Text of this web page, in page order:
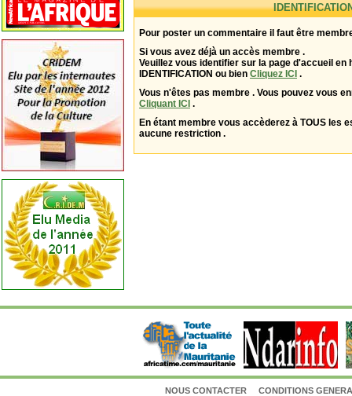
Pour poster un commentaire il faut être
Si vous avez déjà un accès membre .
Veuillez vous identifier sur la page d'accueil en
IDENTIFICATION ou bien Cliquez ICI .
Vous n'êtes pas membre . Vous pouvez vous
Cliquant ICI .
En étant membre vous accèderez à TOUS les
aucune restriction .
NOUS CONTACTER CONDITIONS